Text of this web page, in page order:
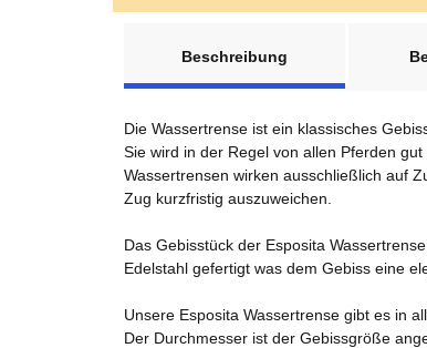
Beschreibung
Die Wassertrense ist ein klassisches
Sie wird in der Regel von allen Pferden
Wassertrensen wirken ausschließlich auf
Zug kurzfristig auszuweichen.
Das Gebisstück der Esposita
Edelstahl gefertigt was dem Gebiss eine
Unsere Esposita Wassertrense gibt es in
Der Durchmesser ist der Gebissgröße